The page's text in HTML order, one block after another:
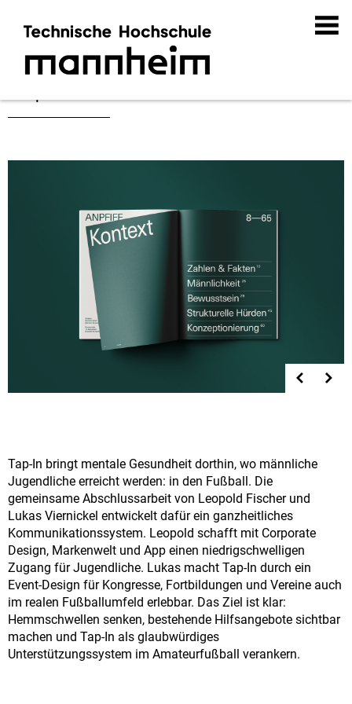
Tap-In bringt mentale Gesundheit dorthin, wo männliche
Jugendliche erreicht werden: in den Fußball. Die
gemeinsame Abschlussarbeit von Leopold Fischer und
Lukas Viernickel entwickelt dafür ein ganzheitliches
Kommunikationssystem. Leopold schafft mit Corporate
Design, Markenwelt und App einen niedrigschwelligen
Zugang für Jugendliche. Lukas macht Tap-In durch ein
Event-Design für Kongresse, Fortbildungen und Vereine auch
im realen Fußballumfeld erlebbar. Das Ziel ist klar:
Hemmschwellen senken, bestehende Hilfsangebote sichtbar
machen und Tap-In als glaubwürdiges
Unterstützungssystem im Amateurfußball verankern.